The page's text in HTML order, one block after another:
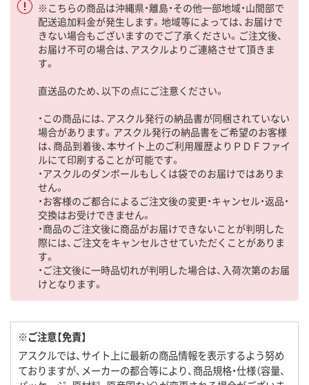
※こちらの商品は沖縄県・離島・その他一部地域・山間部で
配送追加料金が発生します。地域等によっては、お届けで
きない場合もございますのでご了承ください。ご注文後、
お届け不可の場合は、アスクルよりご連絡させて頂きま
す。
直送品のため、以下の点にご注意ください。
・この商品には、アスクル発行の納品書が同梱されていない
場合があります。アスクル発行の納品書をご希望のお客様
は、商品到着後、本サイト上のご利用履歴よりＰＤＦファイ
ルにて印刷することが可能です。
・アスクルのダンボールもしくは袋でのお届けではありま
せん。
・お客様のご都合によるご注文後の変更・キャンセル・返品・
交換はお受けできません。
・商品のご注文後に商品がお届けできないことが判明した
際には、ご注文をキャンセルさせていただくことがありま
す。
・ご注文後に一時品切れが判明した場合は、入荷次第のお届
けとなります。
※ご注意【免責】
アスクルでは、サイト上に最新の商品情報を表示するよう努め
ておりますが、メーカーの都合等により、商品規格・仕様（容量、